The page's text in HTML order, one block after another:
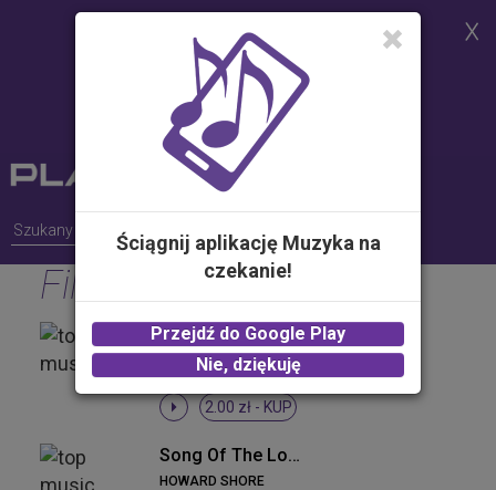
celu realizacji usług i zgodnie z
Polityką Plików Cookies.
Możesz określić warunki
przechowywania lub dostępu do
plików cookies w Twojej
przeglądarce
Filmowe
Radagast The Brown (Album Version)
HOWARD SHORE
2.00 zł - KUP
Song Of The Lonely Mountain (Album Version)
HOWARD SHORE
Ściągnij aplikację Muzyka na
czekanie!
Przejdź do Google Play
Nie, dziękuję